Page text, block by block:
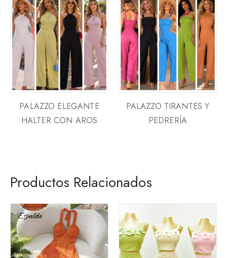
PALAZZO ELEGANTE
HALTER CON AROS
PALAZZO TIRANTES Y
PEDRERÍA
Productos Relacionados